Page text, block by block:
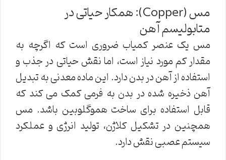
مس (Copper): همکار حیاتی در
متابولیسم آهن
مس یک عنصر کمیاب ضروری است که اگرچه به
مقدار کم مورد نیاز است، اما نقش حیاتی در جذب و
استفاده از آهن در بدن دارد. این ماده معدنی به تبدیل
آهن ذخیره شده در بدن به فرمی کمک می کند که
قابل استفاده برای ساخت هموگلوبین باشد. مس
همچنین در تشکیل کلاژن، تولید انرژی و عملکرد
سیستم عصبی نقش دارد.